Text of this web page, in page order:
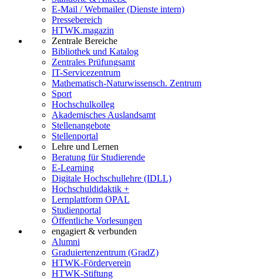
E-Mail / Webmailer (Dienste intern)
Pressebereich
HTWK.magazin
Zentrale Bereiche
Bibliothek und Katalog
Zentrales Prüfungsamt
IT-Servicezentrum
Mathematisch-Naturwissensch. Zentrum
Sport
Hochschulkolleg
Akademisches Auslandsamt
Stellenangebote
Stellenportal
Lehre und Lernen
Beratung für Studierende
E-Learning
Digitale Hochschullehre (IDLL)
Hochschuldidaktik +
Lernplattform OPAL
Studienportal
Öffentliche Vorlesungen
engagiert & verbunden
Alumni
Graduiertenzentrum (GradZ)
HTWK-Förderverein
HTWK-Stiftung